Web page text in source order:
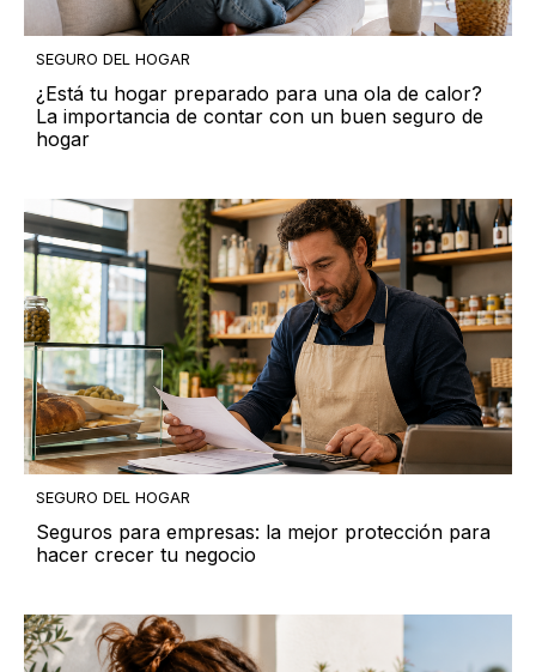
SEGURO DEL HOGAR
¿Está tu hogar preparado para una ola de calor?
La importancia de contar con un buen seguro de
hogar
SEGURO DEL HOGAR
Seguros para empresas: la mejor protección para
hacer crecer tu negocio